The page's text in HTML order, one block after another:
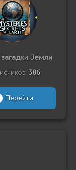
Земли
386
Перейти